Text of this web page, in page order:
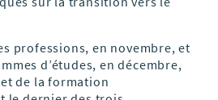
professions, en novembre, et
d’études, en décembre,
de la formation